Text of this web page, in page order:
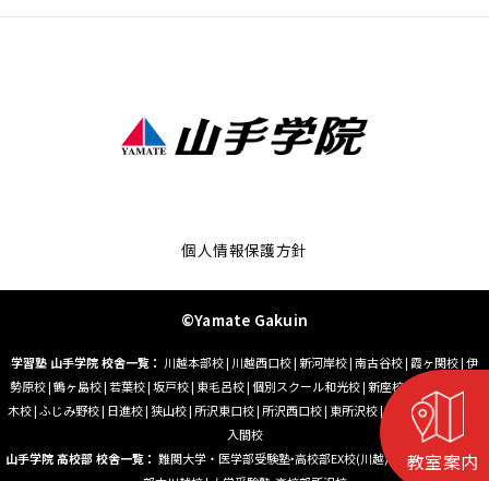
教室案内
個人情報保護方針
©Yamate Gakuin
学習塾 山手学院 校舎一覧： 川越本部校| 川越西口校|新河岸校|南古谷校| 霞ヶ関校|伊
勢原校|鶴ヶ島校|若葉校|坂戸校| 東毛呂校|個別スクール和光校|新座校|
木校|ふじみ野校| 日進校|狭山校| 所沢東口校| 所沢西口校| 東所沢校|小手指校|
入間校
山手学院 高校部 校舎一覧： 難関大学・医学部受験塾‣高校部EX校(川越)|
大学受験塾‣高校